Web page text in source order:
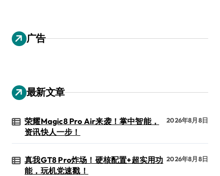
广告
最新文章
荣耀Magic8 Pro Air来袭！掌中智能，
资讯快人一步！
2026年8月8日
真我GT8 Pro炸场！硬核配置+超实用功
能，玩机党速戳！
2026年8月8日